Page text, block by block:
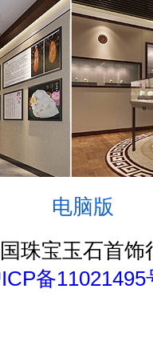
电脑版
珠宝玉石首饰
备11021495